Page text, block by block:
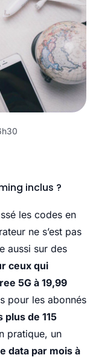
inclus ?
les codes en
ne s’est pas
aussi sur des
ceux qui
5G à 19,99
pour les abonnés
plus de 115
pratique, un
data par mois à